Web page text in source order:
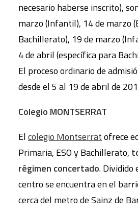
necesario haberse inscrito),
marzo (Infantil), 14 de marzo
Bachillerato), 19 de marzo
4 de abril (específica para
El proceso ordinario de
desde el 5 al 19 de abril de
Colegio MONTSERRAT
Elcolegio Montserratofrece
Primaria, ESO y Bachillerato,
régimen concertado. Dividido
centro se encuentra en el
cerca del metro de Sainz de